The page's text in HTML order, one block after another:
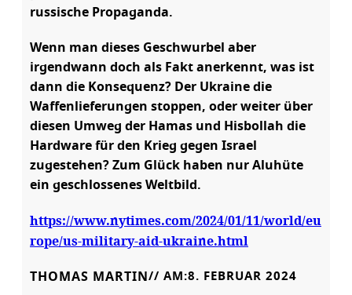
russische Propaganda.
Wenn man dieses Geschwurbel aber
irgendwann doch als Fakt anerkennt, was ist
dann die Konsequenz? Der Ukraine die
Waffenlieferungen stoppen, oder weiter über
diesen Umweg der Hamas und Hisbollah die
Hardware für den Krieg gegen Israel
zugestehen? Zum Glück haben nur Aluhüte
ein geschlossenes Weltbild.
https://www.nytimes.com/2024/01/11/world/eu
rope/us-military-aid-ukraine.html
THOMAS MARTIN // AM:8. FEBRUAR 2024